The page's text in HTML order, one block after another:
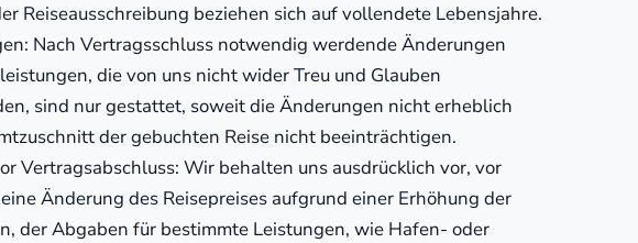
Reiseausschreibung beziehen sich auf vollendete Lebensjahre.
Nach Vertragsschluss notwendig werdende Änderungen
die von uns nicht wider Treu und Glauben
sind nur gestattet, soweit die Änderungen nicht erheblich
der gebuchten Reise nicht beeinträchtigen.
Vertragsabschluss: Wir behalten uns ausdrücklich vor, vor
Änderung des Reisepreises aufgrund einer Erhöhung der
der Abgaben für bestimmte Leistungen, wie Hafen- oder